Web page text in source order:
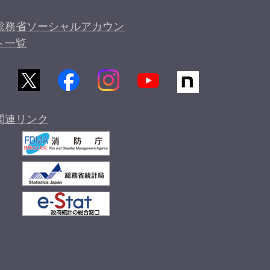
務省ソーシャルアカウン
一覧
連リンク